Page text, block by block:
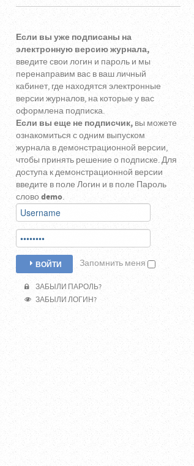
Если вы уже подписаны на
электронную версию журнала,
введите свои логин и пароль и мы
перенаправим вас в ваш личный
кабинет, где находятся электронные
версии журналов, на которые у вас
оформлена подписка.
Если вы еще не подписчик, вы можете
ознакомиться с одним выпуском
журнала в демонстрационной версии,
чтобы принять решение о подписке. Для
доступа к демонстрационной версии
введите в поле Логин и в поле Пароль
слово demo.
ВОЙТИ Запомнить меня
ЗАБЫЛИ ПАРОЛЬ?
ЗАБЫЛИ ЛОГИН?